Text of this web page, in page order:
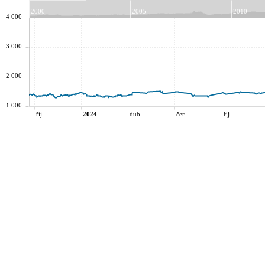
2000 2005 2010
1 000
2 000
3 000
4 000
říj 2024 dub čer říj